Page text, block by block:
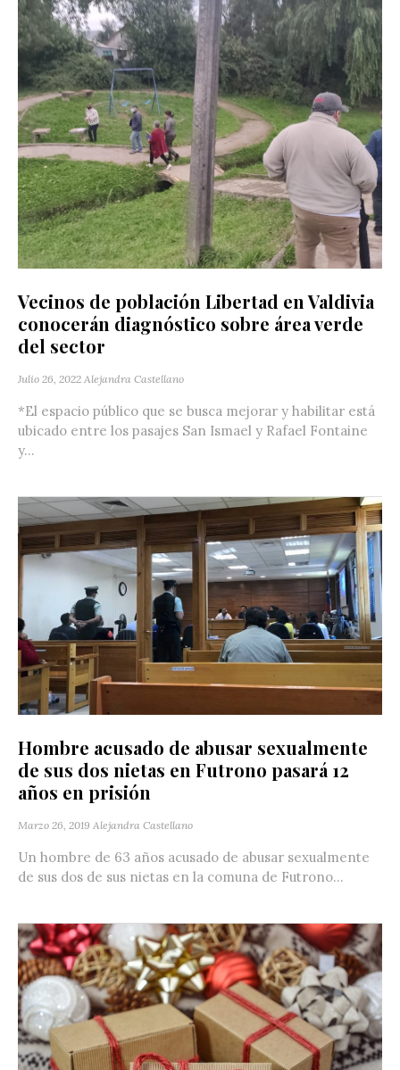
Vecinos de población Libertad en Valdivia
conocerán diagnóstico sobre área verde
del sector
Julio 26, 2022 Alejandra Castellano
*El espacio público que se busca mejorar y habilitar está
ubicado entre los pasajes San Ismael y Rafael Fontaine
y...
Hombre acusado de abusar sexualmente
de sus dos nietas en Futrono pasará 12
años en prisión
Marzo 26, 2019 Alejandra Castellano
Un hombre de 63 años acusado de abusar sexualmente
de sus dos de sus nietas en la comuna de Futrono...